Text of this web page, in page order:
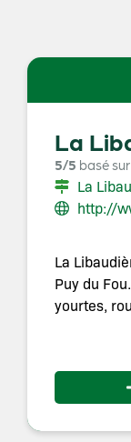
La
5/5 basé
La
http://
La
Puy du
yourtes,